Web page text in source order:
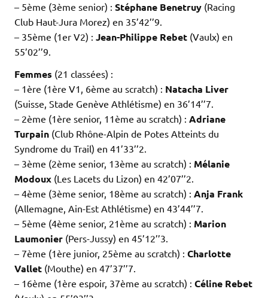
– 5ème (3ème senior) : Stéphane Benetruy (Racing
Club Haut-Jura Morez) en 35’42’’9.
– 35ème (1er V2) : Jean-Philippe Rebet (Vaulx) en
55’02’’9.
Femmes (21 classées) :
– 1ère (1ère V1, 6ème au scratch) : Natacha Liver
(Suisse, Stade Genève Athlétisme) en 36’14’’7.
– 2ème (1ère senior, 11ème au scratch) : Adriane
Turpain (Club Rhône-Alpin de Potes Atteints du
Syndrome du Trail) en 41’33’’2.
– 3ème (2ème senior, 13ème au scratch) : Mélanie
Modoux (Les Lacets du Lizon) en 42’07’’2.
– 4ème (3ème senior, 18ème au scratch) : Anja Frank
(Allemagne, Ain-Est Athlétisme) en 43’44’’7.
– 5ème (4ème senior, 21ème au scratch) : Marion
Laumonier (Pers-Jussy) en 45’12’’3.
– 7ème (1ère junior, 25ème au scratch) : Charlotte
Vallet (Mouthe) en 47’37’’7.
– 16ème (1ère espoir, 37ème au scratch) : Céline Rebet